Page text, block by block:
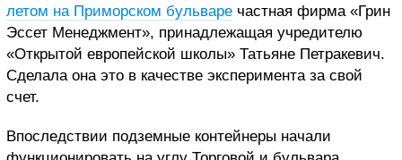
летом на Приморском бульваре частная фирма «Грин
Эссет Менеджмент», принадлежащая учредителю
«Открытой европейской школы» Татьяне Петракевич.
Сделала она это в качестве эксперимента за свой
счет.
Впоследствии подземные контейнеры начали